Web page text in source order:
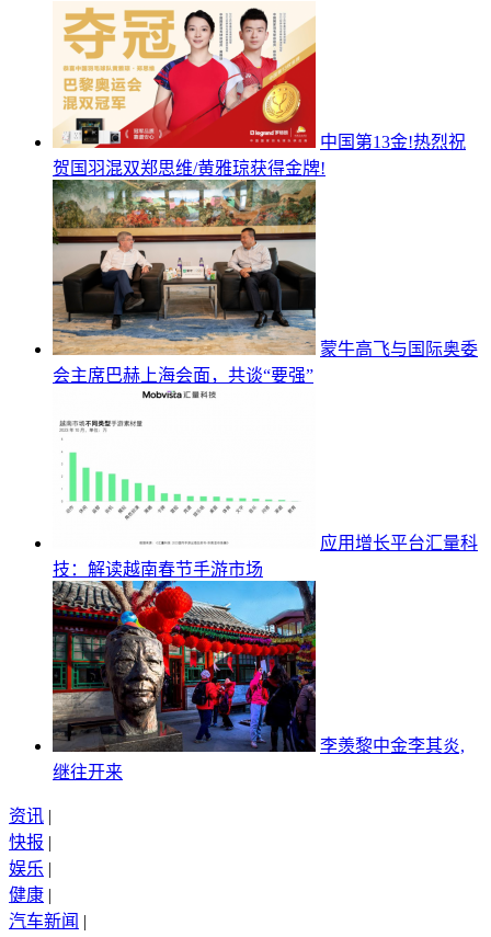
中国第13金!热烈祝
贺国羽混双郑思维/黄雅琼获得金牌!
蒙牛高飞与国际奥委
会主席巴赫上海会面，共谈“要强”
应用增长平台汇量科
技：解读越南春节手游市场
李羡黎中金李其炎,
继往开来
资讯 |
快报 |
娱乐 |
健康 |
汽车新闻 |